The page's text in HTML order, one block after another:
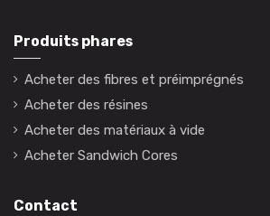
Produits phares
Acheter des fibres et préimprégnés
Acheter des résines
Acheter des matériaux à vide
Acheter Sandwich Cores
Contact